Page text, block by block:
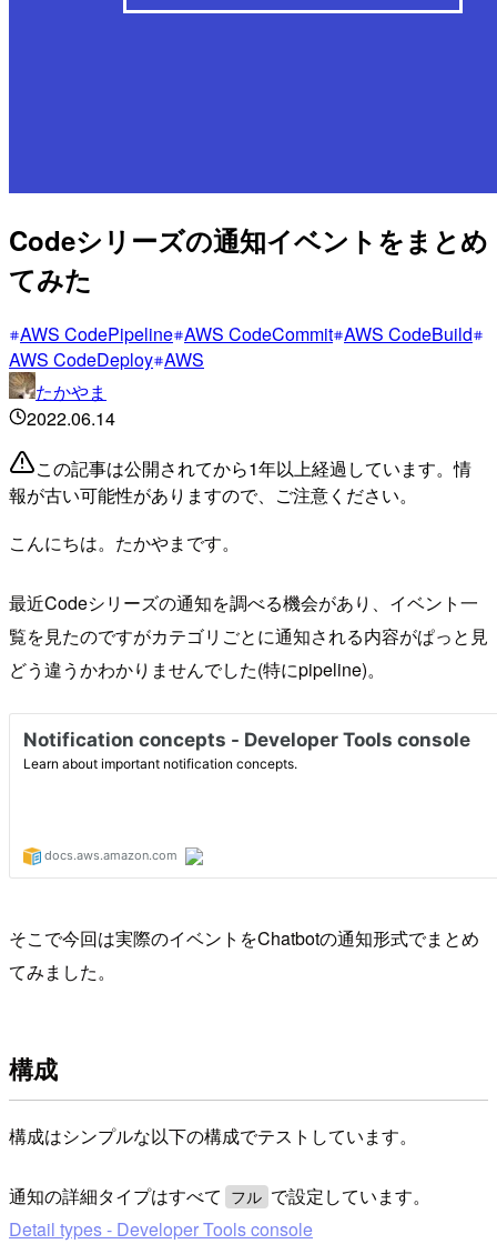
Codeシリーズの通知イベントをまとめ
てみた
AWS CodePipeline AWS CodeCommit AWS CodeBuild
AWS CodeDeploy AWS
たかやま
2022.06.14
この記事は公開されてから1年以上経過しています。情
報が古い可能性がありますので、ご注意ください。
こんにちは。たかやまです。
最近Codeシリーズの通知を調べる機会があり、イベント一
覧を見たのですがカテゴリごとに通知される内容がぱっと見
どう違うかわかりませんでした(特にpipeline)。
そこで今回は実際のイベントをChatbotの通知形式でまとめ
てみました。
構成
構成はシンプルな以下の構成でテストしています。
通知の詳細タイプはすべて フル で設定しています。
Detail types - Developer Tools console